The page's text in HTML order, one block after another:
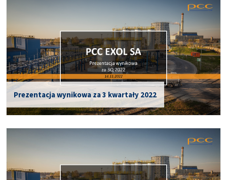
Prezentacja wynikowa za 3 kwartały 2022